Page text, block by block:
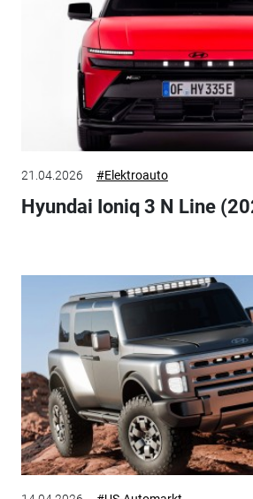
21.04.2026 #Elektroauto
Hyundai Ioniq 3 N Line